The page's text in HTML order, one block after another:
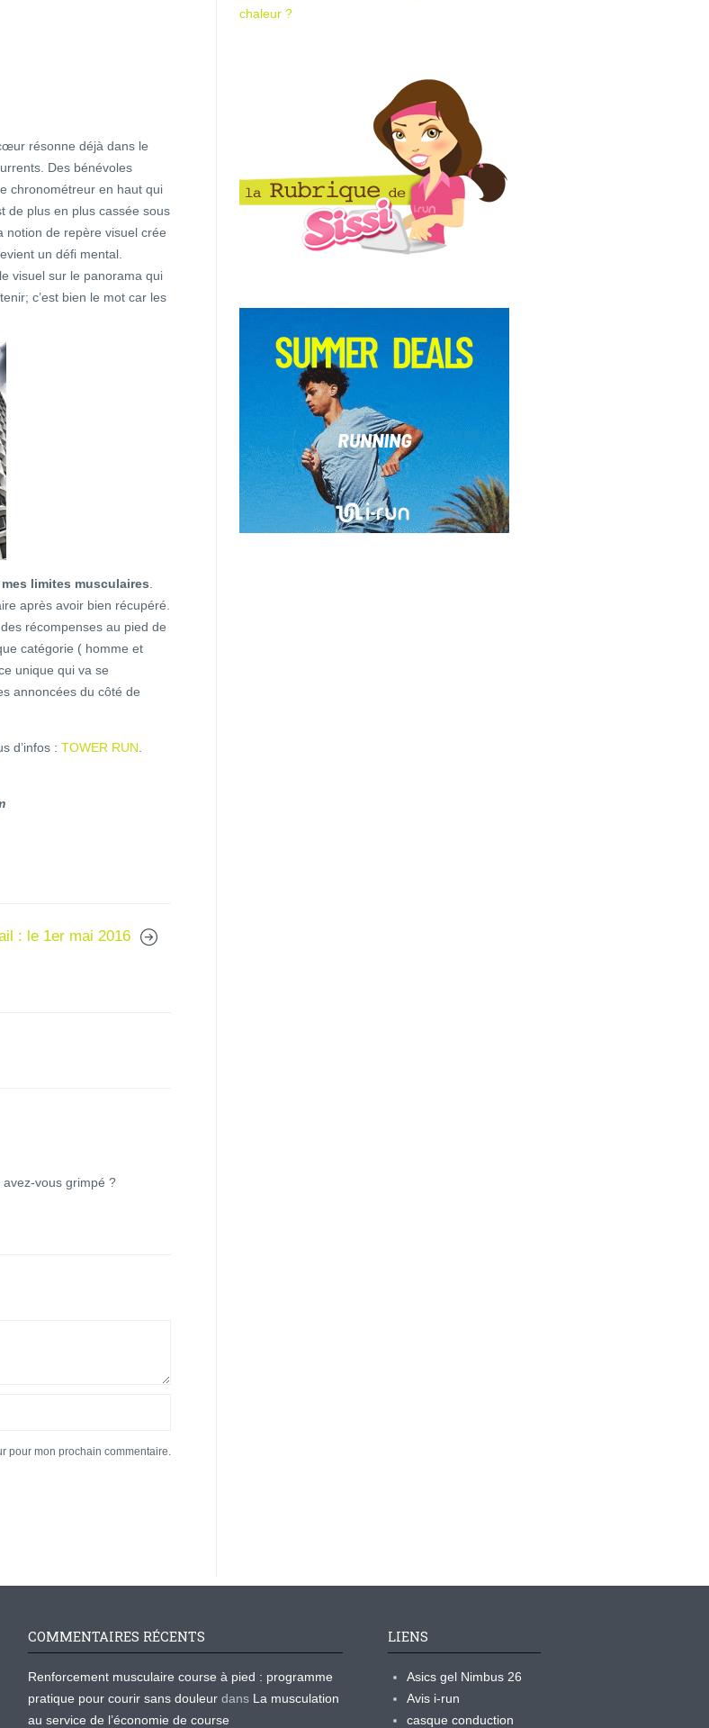
résonne déjà dans le
Des bénévoles
chronométreur en haut qui
de plus en plus cassée sous
notion de repère visuel crée
un défi mental.
visuel sur le panorama qui
c’est bien le mot car les
limites musculaires
après avoir bien récupéré.
récompenses au pied de
catégorie ( homme et
unique qui va se
annoncées du côté de
d’infos : TOWER RUN
: le 1er mai 2016
vous grimpé ?
pour mon prochain commentaire.
chaleur ?
COMMENTAIRES RÉCENTS
Renforcement musculaire course à pied : programme
pratique pour courir sans douleur dans La musculation
au service de l’économie de course
LIENS
Asics gel Nimbus 26
Avis i-run
casque conduction